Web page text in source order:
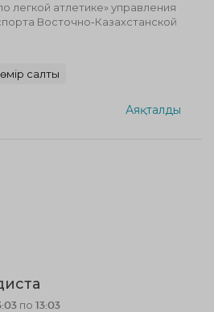
легкой атлетике» управления
Восточно-Казахстанской
салты
Аяқталды
по 13:03